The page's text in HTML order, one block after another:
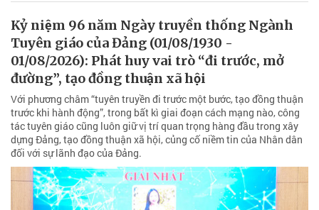
Kỷ niệm 96 năm Ngày truyền thống Ngành
Tuyên giáo của Đảng (01/08/1930 -
01/08/2026): Phát huy vai trò “đi trước, mở
đường”, tạo đồng thuận xã hội
Với phương châm “tuyên truyền đi trước một bước, tạo đồng thuận
trước khi hành động”, trong bất kì giai đoạn cách mạng nào, công
tác tuyên giáo cũng luôn giữ vị trí quan trọng hàng đầu trong xây
dựng Đảng, tạo đồng thuận xã hội, củng cố niềm tin của Nhân dân
đối với sự lãnh đạo của Đảng.